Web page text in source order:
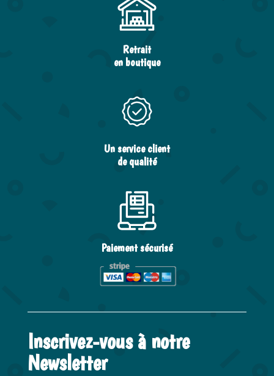
Retrait
en boutique
Un service client
de qualité
Paiement sécurisé
Inscrivez-vous à notre
Newsletter